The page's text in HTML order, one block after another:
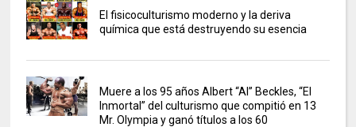
El fisicoculturismo moderno y la deriva
química que está destruyendo su esencia
Muere a los 95 años Albert “Al” Beckles, “El
Inmortal” del culturismo que compitió en 13
Mr. Olympia y ganó títulos a los 60